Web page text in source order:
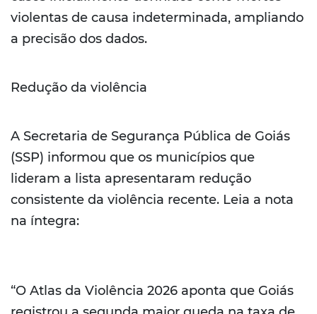
violentas de causa indeterminada, ampliando
a precisão dos dados.
Redução da violência
A Secretaria de Segurança Pública de Goiás
(SSP) informou que os municípios que
lideram a lista apresentaram redução
consistente da violência recente. Leia a nota
na íntegra:
“O Atlas da Violência 2026 aponta que Goiás